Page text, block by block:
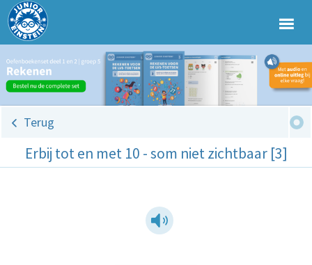
Terug
Erbij tot en met 10 - som niet zichtbaar [3]